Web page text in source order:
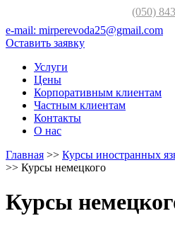
(050)
e-mail: mirperevoda25@gmail.com
Оставить заявку
Услуги
Цены
Корпоративным клиентам
Частным клиентам
Контакты
О нас
Главная >> Курсы иностранных
>> Курсы немецкого
Курсы